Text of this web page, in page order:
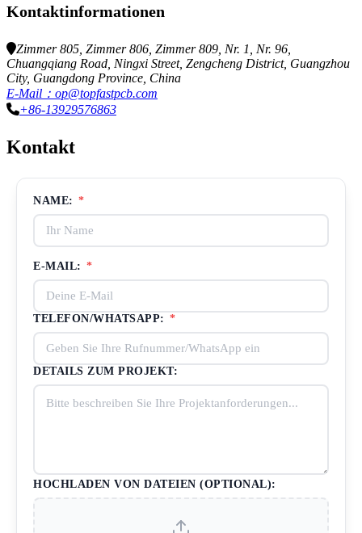
Kontaktinformationen
Zimmer 805, Zimmer 806, Zimmer 809, Nr. 1, Nr. 96,
Chuangqiang Road, Ningxi Street, Zengcheng District, Guangzhou
City, Guangdong Province, China
E-Mail：op@topfastpcb.com
+86-13929576863
Kontakt
NAME: *
E-MAIL: *
TELEFON/WHATSAPP: *
DETAILS ZUM PROJEKT:
HOCHLADEN VON DATEIEN (OPTIONAL):